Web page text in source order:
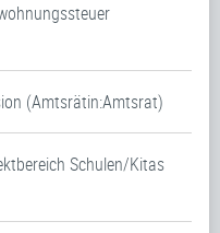
(Amtsrätin:Amtsrat)
Schulen/Kitas